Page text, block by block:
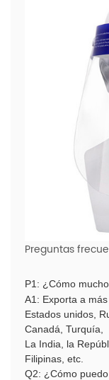
Preguntas
P1: ¿Cómo
A1: Exporta a
Estados unidos,
Canadá, Turquía,
La India, la
Filipinas, etc.
Q2: ¿Cómo